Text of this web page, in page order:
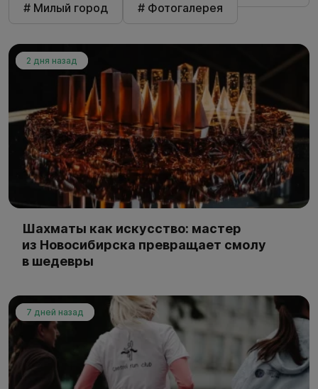
# Милый город
# Фотогалерея
2 дня назад
Шахматы как искусство: мастер
из Новосибирска превращает смолу
в шедевры
7 дней назад